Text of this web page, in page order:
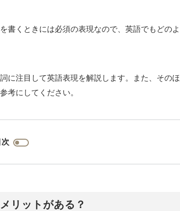
書くときには必須の表現なので、英語でもどのよ
に注目して英語表現を解説します。また、そのほ
考にしてください。
次
リットがある？